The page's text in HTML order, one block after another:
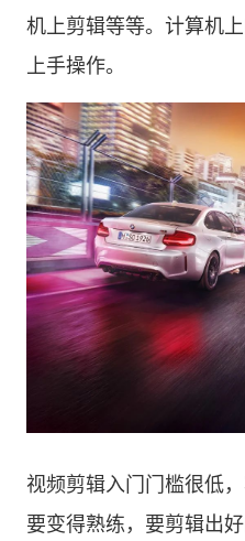
机上剪辑等等。计算机
上手操作。
视频剪辑入门门槛很低
要变得熟练，要剪辑出